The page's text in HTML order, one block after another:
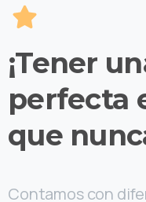
¡Tener
saludable
que
Contamos con